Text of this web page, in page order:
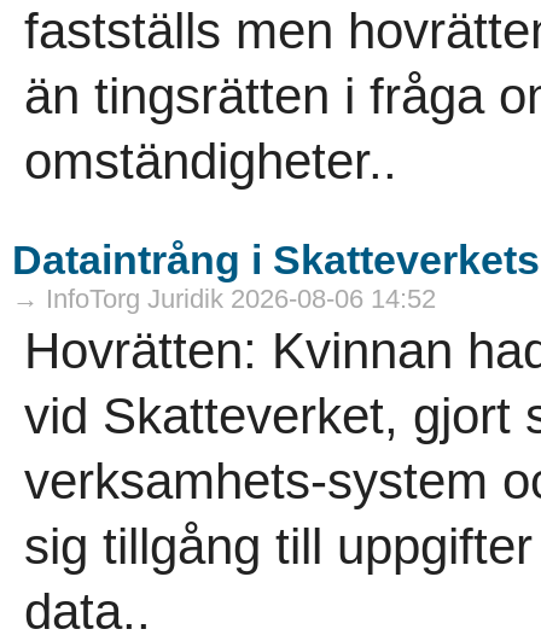
fastställs men
än tingsrätten i fråga
omständigheter..
Dataintrång i
→ InfoTorg Juridik 2026-08-06 14:52
Hovrätten: Kvinnan
vid Skatteverket, gjort
verksamhets-system
sig tillgång till
data..